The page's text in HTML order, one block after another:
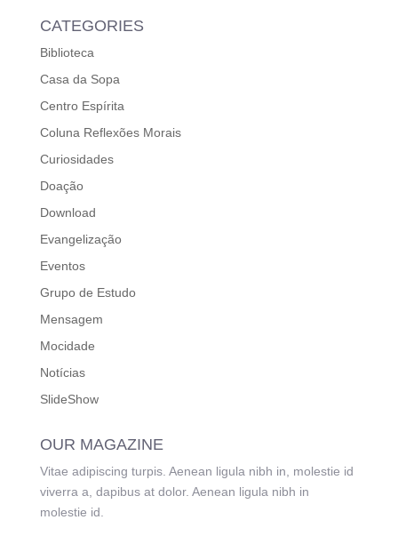
CATEGORIES
Biblioteca
Casa da Sopa
Centro Espírita
Coluna Reflexões Morais
Curiosidades
Doação
Download
Evangelização
Eventos
Grupo de Estudo
Mensagem
Mocidade
Notícias
SlideShow
OUR MAGAZINE
Vitae adipiscing turpis. Aenean ligula nibh in, molestie id
viverra a, dapibus at dolor. Aenean ligula nibh in
molestie id.